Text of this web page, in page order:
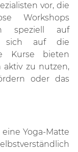
vor, die
Workshops
speziell auf
sich auf die
Kurse bieten
aktiv zu nutzen,
oder das
Yoga-Matte